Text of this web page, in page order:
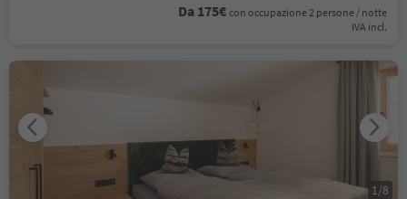
Da 175€ con occupazione 2 persone / notte
IVA incl.
1 /8